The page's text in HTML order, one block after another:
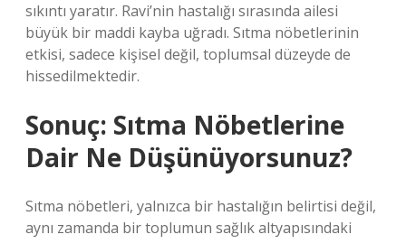
sıkıntı yaratır. Ravi’nin hastalığı sırasında ailesi
büyük bir maddi kayba uğradı. Sıtma nöbetlerinin
etkisi, sadece kişisel değil, toplumsal düzeyde de
hissedilmektedir.
Sonuç: Sıtma Nöbetlerine
Dair Ne Düşünüyorsunuz?
Sıtma nöbetleri, yalnızca bir hastalığın belirtisi değil,
aynı zamanda bir toplumun sağlık altyapısındaki